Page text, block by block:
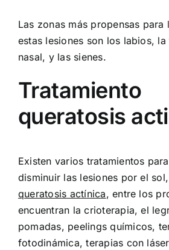
Las zonas más propensas para
estas lesiones son los labios,
nasal, y las sienes.
Tratamiento
queratosis
Existen varios tratamientos
disminuir las lesiones por el
queratosis actínica, entre los
encuentran la crioterapia, el
pomadas, peelings químicos,
fotodinámica, terapias con